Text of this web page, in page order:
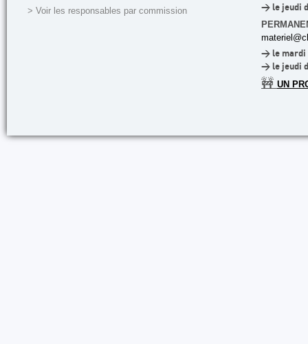
> Voir les responsables par commission
> le jeudi
> le mardi
> le jeudi
🚧 UN